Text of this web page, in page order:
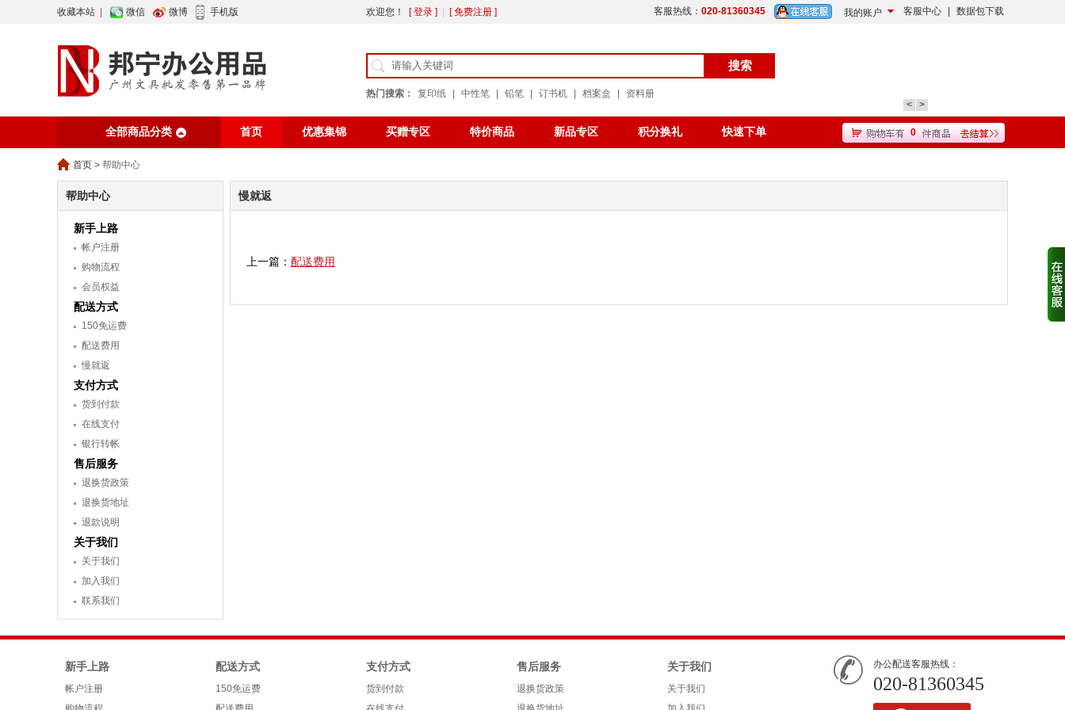
收藏本站 微信 微博 手机版 欢迎您！ [ 登录 ] [ 免费注册 ] 客服热线： 020-81360345 我的账户 客服中心 数据包下载
热门搜索： 复印纸 中性笔 铅笔 订书机 档案盒
资料册
<
>
全部商品分类 首页 优惠集锦 买赠专区 特价商品 新品专区 积分换礼 快速下单 0
首页 > 帮助中心
帮助中心
新手上路
帐户注册
购物流程
会员权益
配送方式
150免运费
配送费用
慢就返
支付方式
货到付款
在线支付
银行转帐
售后服务
退换货政策
退换货地址
退款说明
关于我们
关于我们
加入我们
联系我们
慢就返
上一篇： 配送费用
新手上路
帐户注册
配送方式
150免运费
支付方式
货到付款
售后服务
退换货政策
关于我们
关于我们
办公配送客服热线：
020-81360345